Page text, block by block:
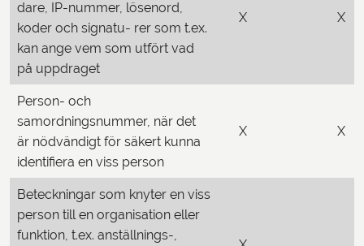
dare, IP-nummer, lösenord,
koder och signatu- rer som t.ex.
kan ange vem som utfört vad
på uppdraget
X X
Person- och
samordningsnummer, när det
är nödvändigt för säkert kunna
identifiera en viss person
X X
Beteckningar som knyter en viss
person till en organisation eller
funktion, t.ex. anställnings-,